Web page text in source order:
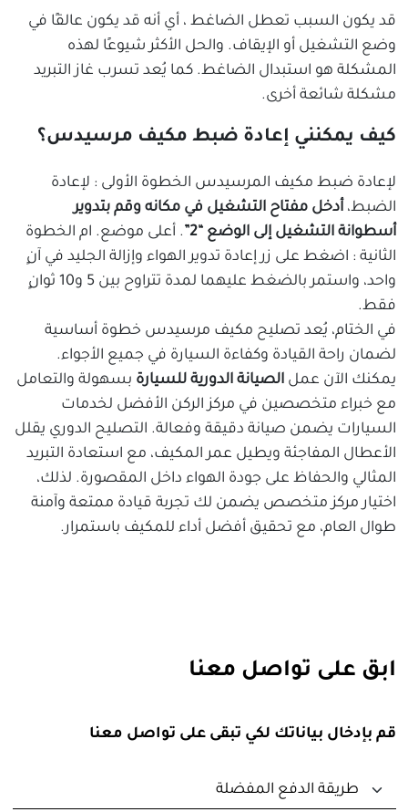
قد يكون السبب تعطل الضاغط ، أي أنه قد يكون عالقًا في
وضع التشغيل أو الإيقاف. والحل الأكثر شيوعًا لهذه
المشكلة هو استبدال الضاغط. كما يُعد تسرب غاز التبريد
مشكلة شائعة أخرى.
كيف يمكنني إعادة ضبط مكيف مرسيدس؟
لإعادة ضبط مكيف المرسيدس الخطوة الأولى : لإعادة
الضبط،أدخل مفتاح التشغيل في مكانه وقم بتدوير
أسطوانة التشغيل إلى الوضع “2”
. أعلى موضع. ام الخطوة
الثانية : اضغط على زر إعادة تدوير الهواء وإزالة الجليد في آنٍ
واحد، واستمر بالضغط عليهما لمدة تتراوح بين 5 و10 ثوانٍ
فقط.
في الختام، يُعد تصليح مكيف مرسيدس خطوة أساسية
لضمان راحة القيادة وكفاءة السيارة في جميع الأجواء.
يمكنك الآن عملالصيانة الدورية للسيارة بسهولة والتعامل
مع خبراء متخصصين في مركز الركن الأفضل لخدمات
السيارات يضمن صيانة دقيقة وفعالة. التصليح الدوري يقلل
الأعطال المفاجئة ويطيل عمر المكيف، مع استعادة التبريد
المثالي والحفاظ على جودة الهواء داخل المقصورة. لذلك،
اختيار مركز متخصص يضمن لك تجربة قيادة ممتعة وآمنة
طوال العام، مع تحقيق أفضل أداء للمكيف باستمرار.
ابق على تواصل معنا
قم بإدخال بياناتك لكي تبقى على تواصل معنا